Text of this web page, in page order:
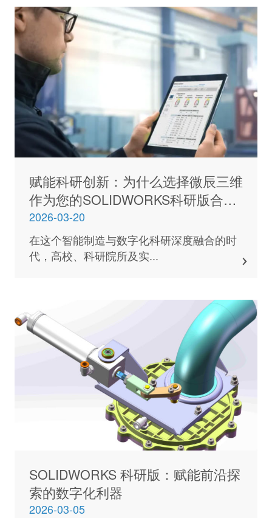
赋能科研创新：为什么选择微辰三维
作为您的SOLIDWORKS科研版合作
伙伴？
2026-03-20
在这个智能制造与数字化科研深度融合的时
代，高校、科研院所及实...
SOLIDWORKS 科研版：赋能前沿探
索的数字化利器
2026-03-05